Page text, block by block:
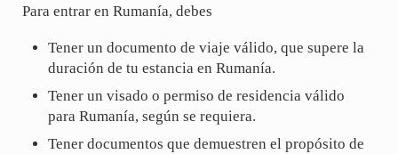
Para entrar en Rumanía, debes
Tener un documento de viaje válido, que supere la
duración de tu estancia en Rumanía.
Tener un visado o permiso de residencia válido
para Rumanía, según se requiera.
Tener documentos que demuestren el propósito de